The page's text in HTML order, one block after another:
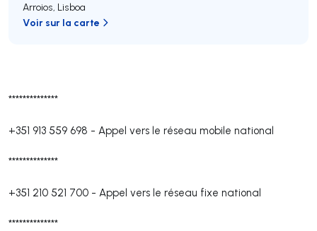
**************
+351 913 559 698 - Appel vers le réseau mobile national
**************
+351 210 521 700 - Appel vers le réseau fixe national
**************
Arroios, Lisboa
Voir sur la carte